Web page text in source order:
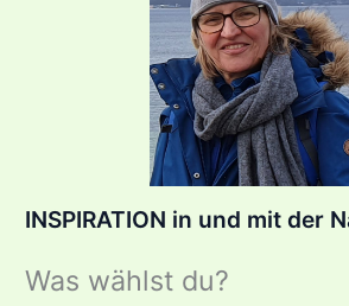
INSPIRATION in und mit der
Was wählst du?